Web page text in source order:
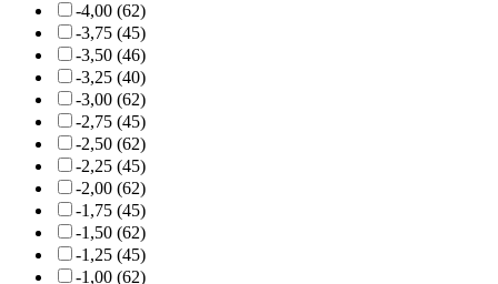
-4,00 (62)
-3,75 (45)
-3,50 (46)
-3,25 (40)
-3,00 (62)
-2,75 (45)
-2,50 (62)
-2,25 (45)
-2,00 (62)
-1,75 (45)
-1,50 (62)
-1,25 (45)
-1,00 (62)